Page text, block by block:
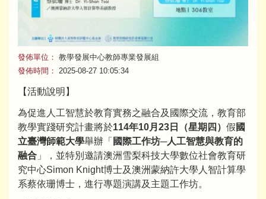
發佈單位： 教學發展中心教師專業發展組
發佈時間：
2025-08-27 10:05:34
【活動說明】
為促進人工智慧於教育實務之融合及國際交流，教育部
教學實踐研究計畫將於114年10月23日（星期四） 假 國
立臺灣師範大學舉辦「 國際工作坊─人工智慧與教育的
融合 」，並特別邀請澳洲雪梨科技大學數位社會教育研
究中心Simon Knight博士及澳洲蒙納許大學人智計算學
系蔡依珊博士，進行專題演講及主題工作坊。